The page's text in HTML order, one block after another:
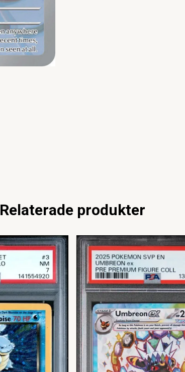
Relaterade produkter